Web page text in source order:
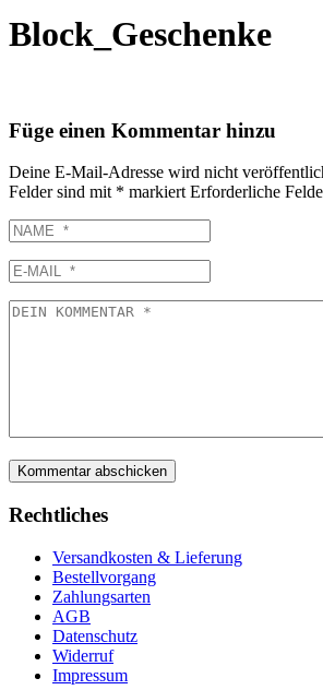
Block_Geschenke
Füge einen Kommentar hinzu
Deine E-Mail-Adresse wird nicht
Felder sind mit * markiert Erforderliche
Rechtliches
Versandkosten & Lieferung
Bestellvorgang
Zahlungsarten
AGB
Datenschutz
Widerruf
Impressum